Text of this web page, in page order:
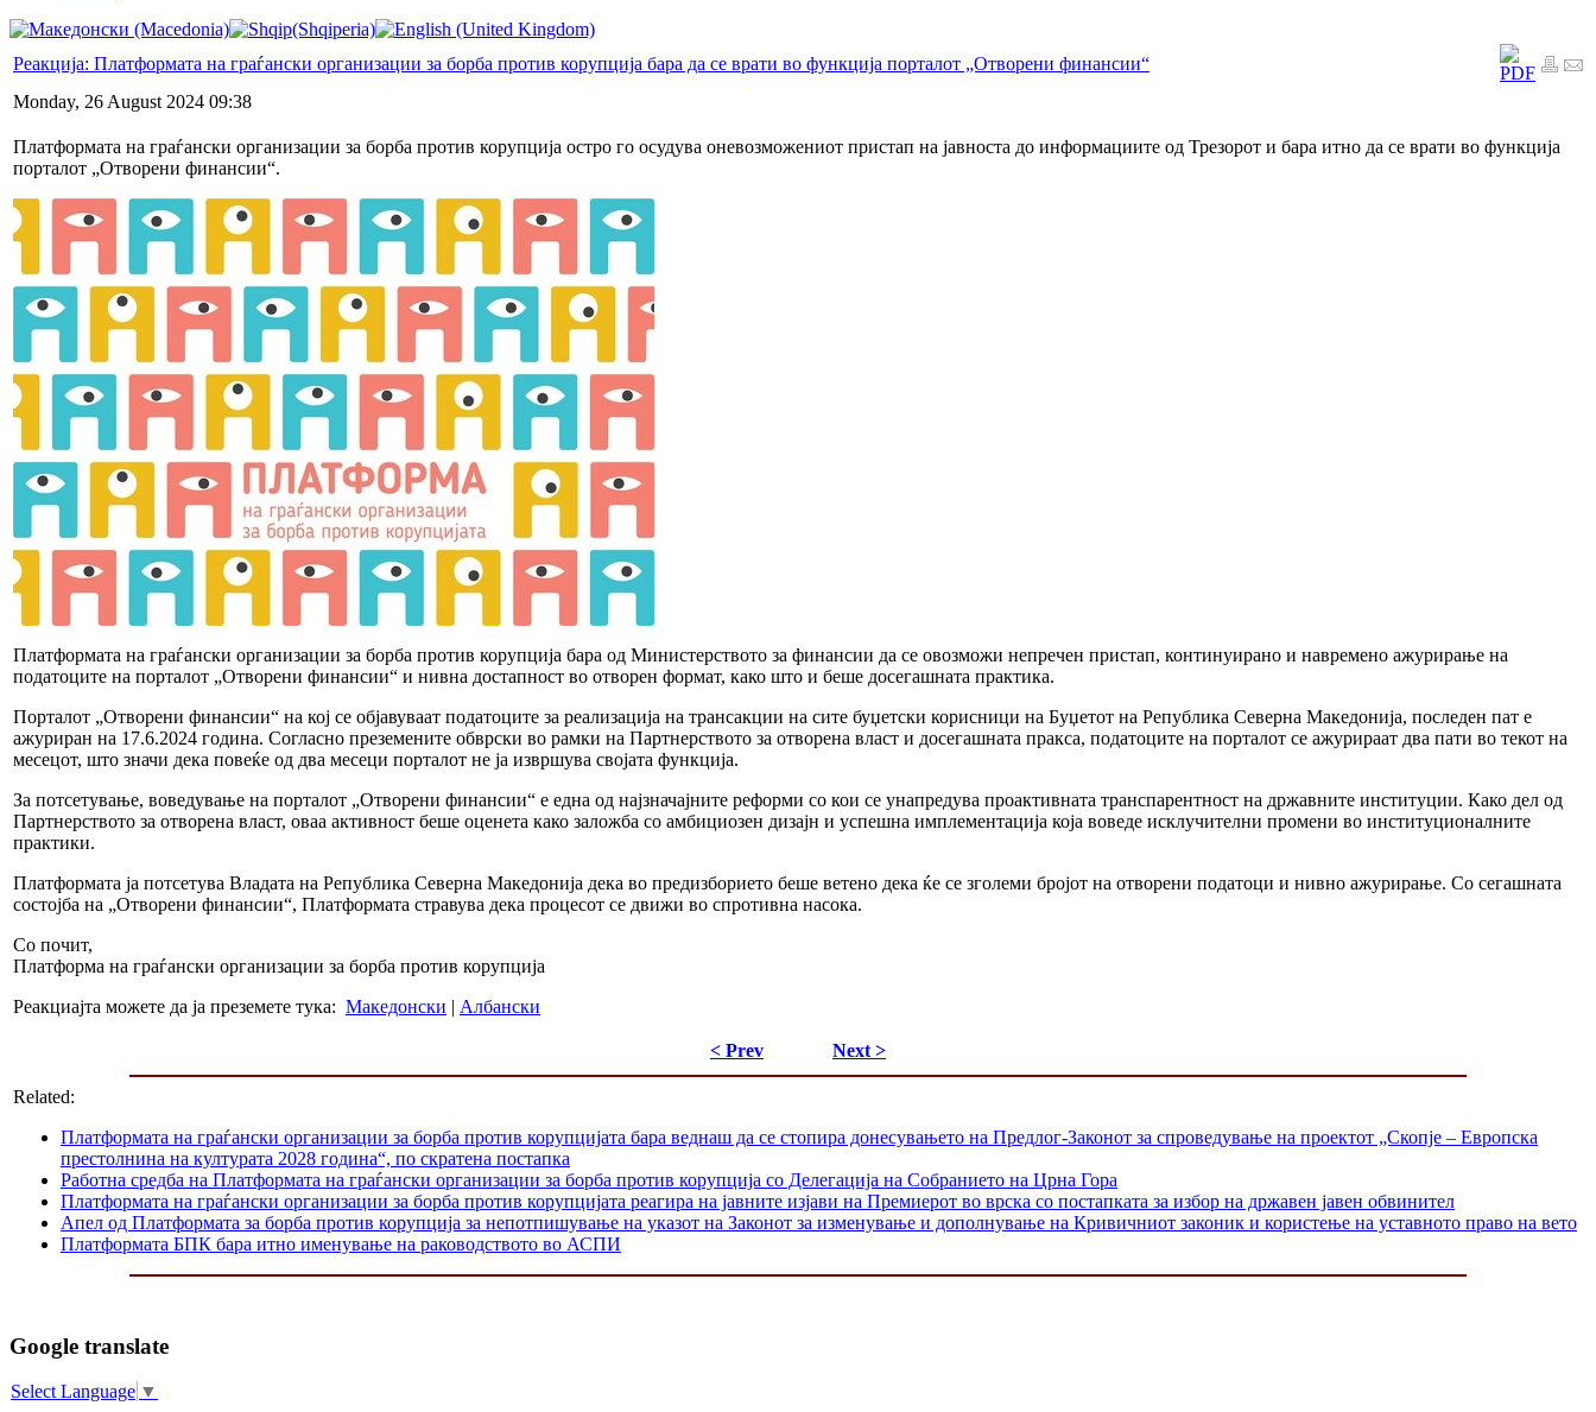
Реакција: Платформата на граѓански организации за борба против корупција бара да се врати во функција порталот „Отворени финансии“
Monday, 26 August 2024 09:38
Платформата на граѓански организации за борба против корупција остро го осудува оневозможениот пристап на јавноста до информациите од Трезорот и бара итно да се врати во функција
порталот „Отворени финансии“.
Платформата на граѓански организации за борба против корупција бара од Министерството за финансии да се овозможи непречен пристап, континуирано и навремено ажурирање на
податоците на порталот „Отворени финансии“ и нивна достапност во отворен формат, како што и беше досегашната практика.
Порталот „Отворени финансии“ на кој се објавуваат податоците за реализација на трансакции на сите буџетски корисници на Буџетот на Република Северна Македонија, последен пат е
ажуриран на 17.6.2024 година. Согласно преземените обврски во рамки на Партнерството за отворена власт и досегашната пракса, податоците на порталот се ажурираат два пати во текот на
месецот, што значи дека повеќе од два месеци порталот не ја извршува својата функција.
За потсетување, воведување на порталот „Отворени финансии“ е една од најзначајните реформи со кои се унапредува проактивната транспарентност на државните институции. Како дел од
Партнерството за отворена власт, оваа активност беше оценета како заложба со амбициозен дизајн и успешна имплементација која воведе исклучителни промени во институционалните
практики.
Платформата ја потсетува Владата на Република Северна Македонија дека во предизборието беше ветено дека ќе се зголеми бројот на отворени податоци и нивно ажурирање. Со сегашната
состојба на „Отворени финансии“, Платформата стравува дека процесот се движи во спротивна насока.
Со почит,
Платформа на граѓански организации за борба против корупција
Реакциајта можете да ја преземете тука: Македонски | Албански
< Prev Next >
Related:
Платформата на граѓански организации за борба против корупцијата бара веднаш да се стопира донесувањето на Предлог-Законот за спроведување на проектот „Скопје – Европска
престолнина на културата 2028 година“, по скратена постапка
Работна средба на Платформата на граѓански организации за борба против корупција со Делегација на Собранието на Црна Гора
Платформата на граѓански организации за борба против корупцијата реагира на јавните изјави на Премиерот во врска со постапката за избор на државен јавен обвинител
Апел од Платформата за борба против корупција за непотпишување на указот на Законот за изменување и дополнување на Кривичниот законик и користење на уставното право на вето
Платформата БПК бара итно именување на раководството во АСПИ
Google translate
Select Language ▼